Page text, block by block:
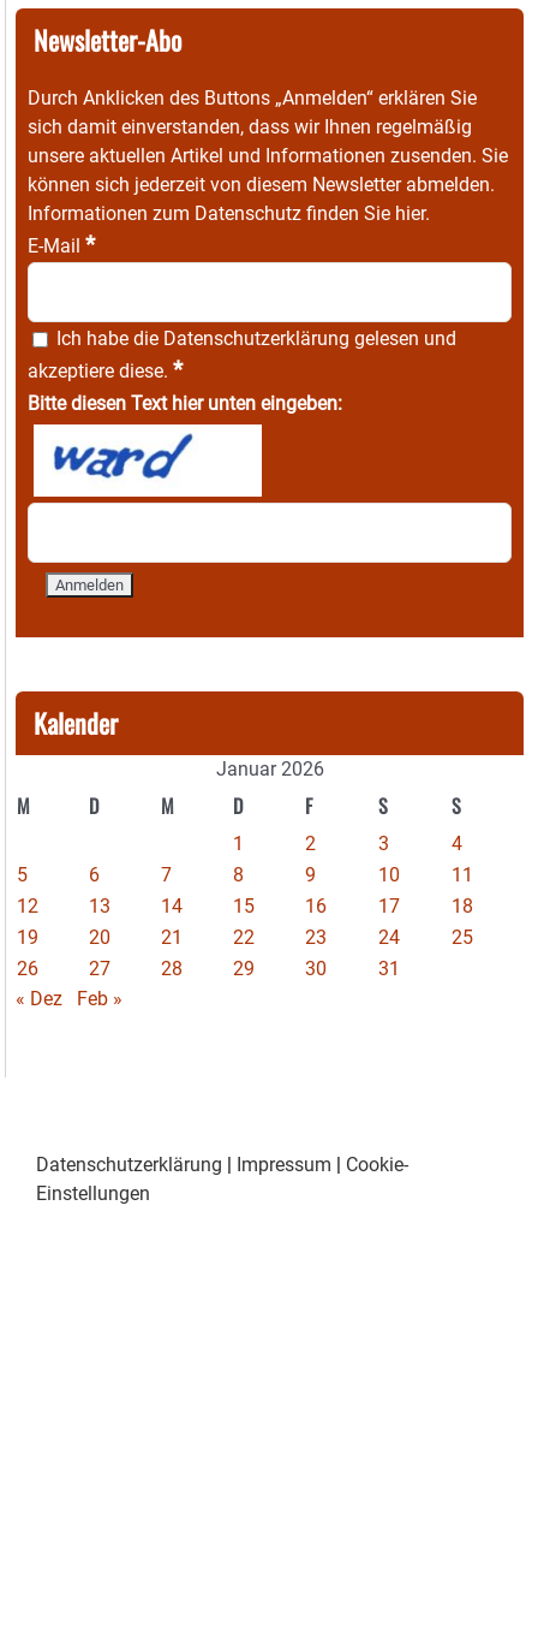
Newsletter-Abo
Durch Anklicken des Buttons „Anmelden“ erklären Sie
sich damit einverstanden, dass wir Ihnen regelmäßig
unsere aktuellen Artikel und Informationen zusenden. Sie
können sich jederzeit von diesem Newsletter abmelden.
Informationen zum Datenschutz finden Sie hier.
E-Mail *
Ich habe die Datenschutzerklärung gelesen und
akzeptiere diese. *
Bitte diesen Text hier unten eingeben:
Kalender
Januar 2026
M D M D F S S
1 2 3
4
5
6 7 8 9 10
11
12
13 14 15 16 17
18
19
20 21 22 23 24
25
26
27 28 29 30
31
« Dez
Feb »
Datenschutzerklärung | Impressum | Cookie-
Einstellungen